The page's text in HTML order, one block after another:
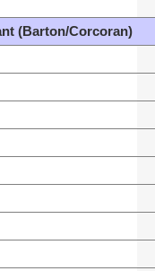
(Barton/Corcoran)